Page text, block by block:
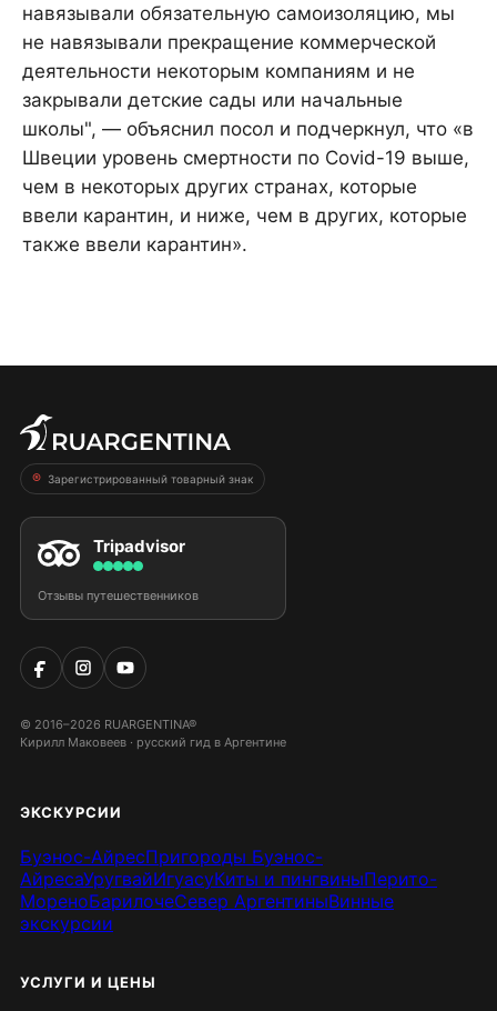
навязывали обязательную самоизоляцию, мы
не навязывали прекращение коммерческой
деятельности некоторым компаниям и не
закрывали детские сады или начальные
школы", — объяснил посол и подчеркнул, что «в
Швеции уровень смертности по Covid-19 выше,
чем в некоторых других странах, которые
ввели карантин, и ниже, чем в других, которые
также ввели карантин».
Зарегистрированный товарный знак
Tripadvisor
Отзывы путешественников
© 2016–2026 RUARGENTINA®
Кирилл Маковеев · русский гид в Аргентине
ЭКСКУРСИИ
Буэнос-АйресПригороды Буэнос-
АйресаУругвайИгуасуКиты и пингвиныПерито-
МореноБарилочеСевер АргентиныВинные
экскурсии
УСЛУГИ И ЦЕНЫ